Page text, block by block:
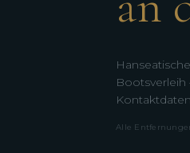
Bootsverleih
Alle